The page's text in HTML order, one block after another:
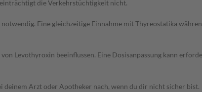
die Verkehrstüchtigkeit nicht.
Eine gleichzeitige Einnahme mit Thyreostatika
Levothyroxin beeinflussen. Eine Dosisanpassung kann
deinem Arzt oder Apotheker nach, wenn du dir nicht sicher bist.